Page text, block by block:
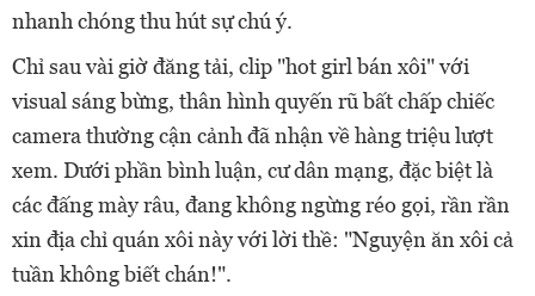
nhanh chóng thu hút sự chú ý.
Chỉ sau vài giờ đăng tải, clip "hot girl bán xôi" với
visual sáng bừng, thân hình quyến rũ bất chấp chiếc
camera thường cận cảnh đã nhận về hàng triệu lượt
xem. Dưới phần bình luận, cư dân mạng, đặc biệt là
các đấng mày râu, đang không ngừng réo gọi, rần rần
xin địa chỉ quán xôi này với lời thề: "Nguyện ăn xôi cả
tuần không biết chán!".